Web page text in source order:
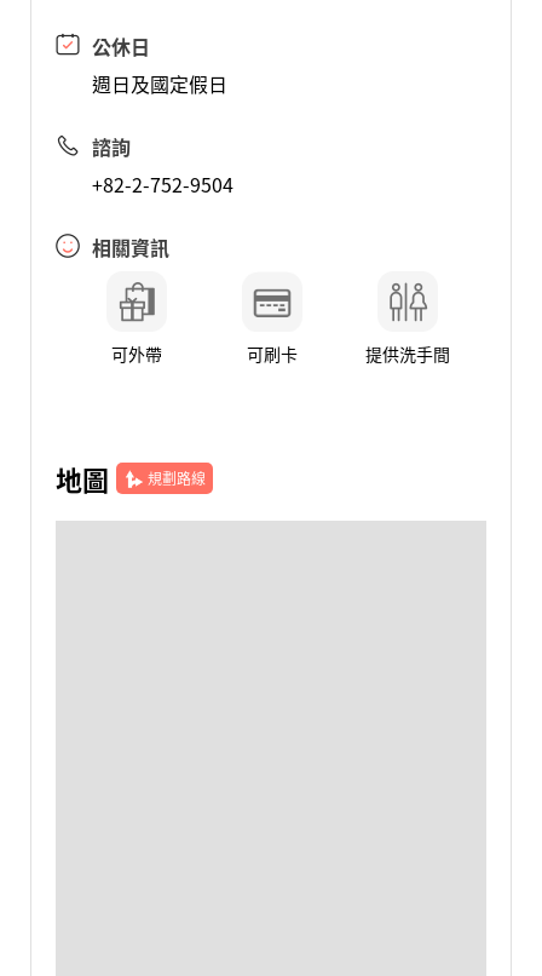
公休日
週日及國定假日
諮詢
+82-2-752-9504
相關資訊
可外帶 可刷卡 提供洗手間
地圖 規劃路線